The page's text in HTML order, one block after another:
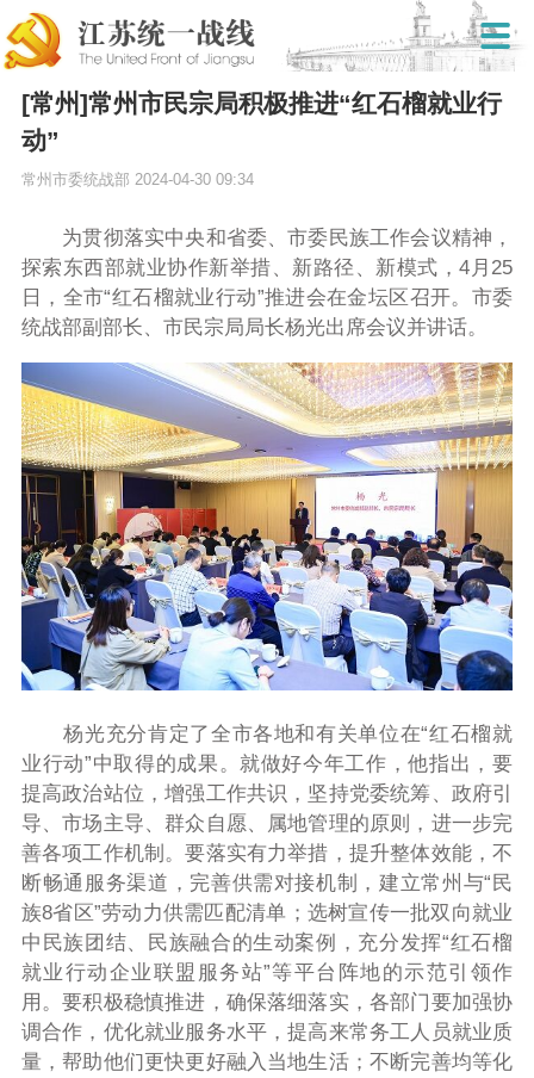
[常州]常州市民宗局积极推进“红石榴就业行
动”
常州市委统战部 2024-04-30 09:34
为贯彻落实中央和省委、市委民族工作会议精神，
探索东西部就业协作新举措、新路径、新模式，4 月 25
日，全市“红石榴就业行动”推进会在金坛区召开。市委
统战部副部长、市民宗局局长杨光出席会议并讲话。
杨光充分肯定了全市各地和有关单位在“红石榴就
业行动”中取得的成果。就做好今年工作，他指出，要
提高政治站位，增强工作共识，坚持党委统筹、政府引
导、市场主导、群众自愿、属地管理的原则，进一步完
善各项工作机制。要落实有力举措，提升整体效能，不
断畅通服务渠道，完善供需对接机制，建立常州与“民
族8省区”劳动力供需匹配清单；选树宣传一批双向就业
中民族团结、民族融合的生动案例，充分发挥“红石榴
就业行动企业联盟服务站”等平台阵地的示范引领作
用。要积极稳慎推进，确保落细落实，各部门要加强协
调合作，优化就业服务水平，提高来常务工人员就业质
量，帮助他们更快更好融入当地生活；不断完善均等化